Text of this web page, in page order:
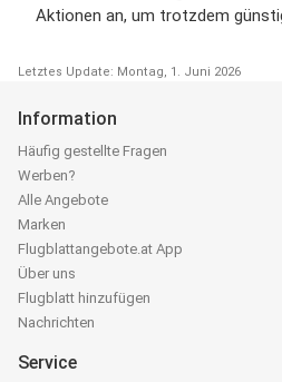
Aktionen an, um trotzdem
Letztes Update: Montag, 1. Juni 2026
Information
Häufig gestellte Fragen
Werben?
Alle Angebote
Marken
Flugblattangebote.at App
Über uns
Flugblatt hinzufügen
Nachrichten
Service